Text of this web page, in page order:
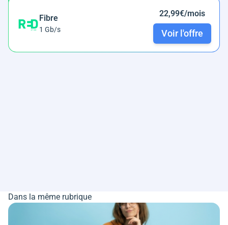
Fibre
1 Gb/s
22,99€/mois
Voir l'offre
Dans la même rubrique